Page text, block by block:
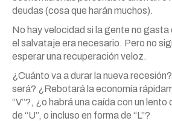
deudas (cosa que harán muchos).
No hay velocidad si la gente no gasta
el salvataje era necesario. Pero no
esperar una recuperación veloz.
¿Cuánto va a durar la nueva
será? ¿Rebotará la economía
“V”?, ¿o habrá una caída con un
de “U”, o incluso en forma de “L”?